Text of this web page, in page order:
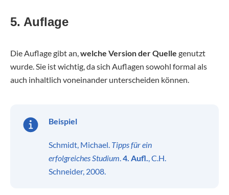
5. Auflage
Die Auflage gibt an,welche Version der Quelle genutzt
wurde. Sie ist wichtig, da sich Auflagen sowohl formal als
auch inhaltlich voneinander unterscheiden können.
Beispiel
Schmidt, Michael. Tipps für ein
erfolgreiches Studium.4. Aufl., C.H.
Schneider, 2008.